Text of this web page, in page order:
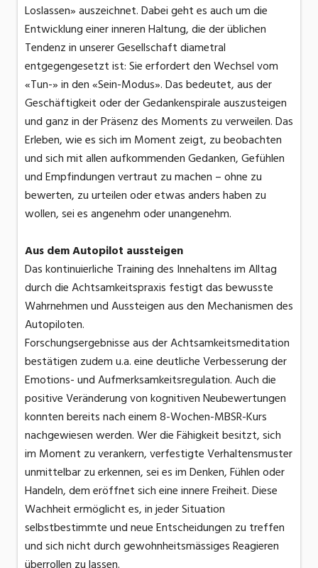
Loslassen» auszeichnet. Dabei geht es auch um die
Entwicklung einer inneren Haltung, die der üblichen
Tendenz in unserer Gesellschaft diametral
entgegengesetzt ist: Sie erfordert den Wechsel vom
«Tun-» in den «Sein-Modus». Das bedeutet, aus der
Geschäftigkeit oder der Gedankenspirale auszusteigen
und ganz in der Präsenz des Moments zu verweilen. Das
Erleben, wie es sich im Moment zeigt, zu beobachten
und sich mit allen aufkommenden Gedanken, Gefühlen
und Empfindungen vertraut zu machen – ohne zu
bewerten, zu urteilen oder etwas anders haben zu
wollen, sei es angenehm oder unangenehm.
Aus dem Autopilot aussteigen
Das kontinuierliche Training des Innehaltens im Alltag
durch die Achtsamkeitspraxis festigt das bewusste
Wahrnehmen und Aussteigen aus den Mechanismen des
Autopiloten.
Forschungsergebnisse aus der Achtsamkeitsmeditation
bestätigen zudem u.a. eine deutliche Verbesserung der
Emotions- und Aufmerksamkeitsregulation. Auch die
positive Veränderung von kognitiven Neubewertungen
konnten bereits nach einem 8-Wochen-MBSR-Kurs
nachgewiesen werden. Wer die Fähigkeit besitzt, sich
im Moment zu verankern, verfestigte Verhaltensmuster
unmittelbar zu erkennen, sei es im Denken, Fühlen oder
Handeln, dem eröffnet sich eine innere Freiheit. Diese
Wachheit ermöglicht es, in jeder Situation
selbstbestimmte und neue Entscheidungen zu treffen
und sich nicht durch gewohnheitsmässiges Reagieren